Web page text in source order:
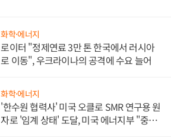
화학·에너지
로이터 "정제연료 3만 톤 한국에서 러시아
로 이동", 우크라이나의 공격에 수요 늘어
화학·에너지
'한수원 협력사' 미국 오클로 SMR 연구용 원
자로 '임계 상태' 도달, 미국 에너지부 "중요